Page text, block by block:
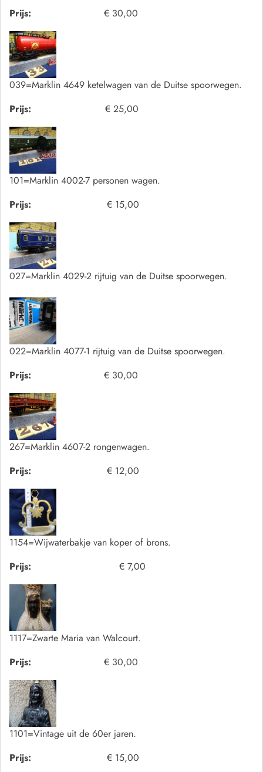
Prijs:
€ 30,00
039=Marklin 4649 ketelwagen van de Duitse spoorwegen.
Prijs:
€ 25,00
101=Marklin 4002-7 personen wagen.
Prijs:
€ 15,00
027=Marklin 4029-2 rijtuig van de Duitse spoorwegen.
022=Marklin 4077-1 rijtuig van de Duitse spoorwegen.
Prijs:
€ 30,00
267=Marklin 4607-2 rongenwagen.
Prijs:
€ 12,00
1154=Wijwaterbakje van koper of brons.
Prijs:
€ 7,00
1117=Zwarte Maria van Walcourt.
Prijs:
€ 30,00
1101=Vintage uit de 60er jaren.
Prijs:
€ 15,00